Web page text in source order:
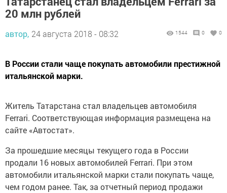
20 млн рублей
автор, 24 августа 2018 - 08:32 1544 0 0
В России стали чаще покупать автомобили престижной
итальянской марки.
Житель Татарстана стал владельцев автомобиля
Ferrari. Соответствующая информация размещена на
сайте «Автостат».
За прошедшие месяцы текущего года в России
продали 16 новых автомобилей Ferrari. При этом
автомобили итальянской марки стали покупать чаще,
чем годом ранее. Так, за отчетный период продажи